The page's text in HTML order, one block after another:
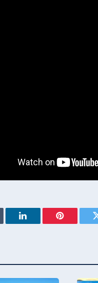
Twitter
Pinterest